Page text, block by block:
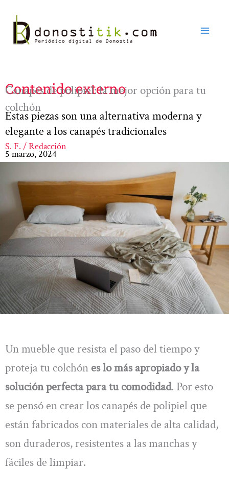
contenido
Contenido externo
Canapés de polipiel: la mejor opción para tu
colchón
Estas piezas son una alternativa moderna y
elegante a los canapés tradicionales
S. F. / Redacción
5 marzo, 2024
Un mueble que resista el paso del tiempo y
proteja tu colchón es lo más apropiado y la
solución perfecta para tu comodidad. Por esto
se pensó en crear los canapés de polipiel que
están fabricados con materiales de alta calidad,
son duraderos, resistentes a las manchas y
fáciles de limpiar.